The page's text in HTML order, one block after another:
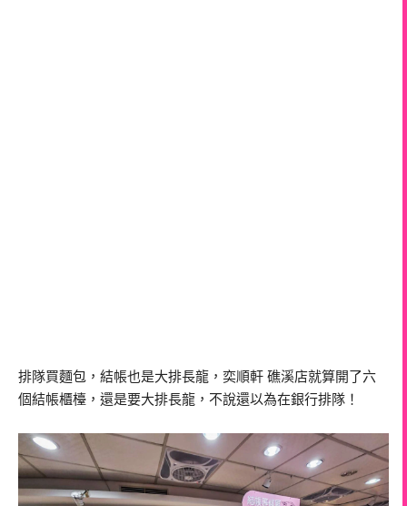
排隊買麵包，結帳也是大排長龍，奕順軒 礁溪店就算開了六
個結帳櫃檯，還是要大排長龍，不說還以為在銀行排隊！